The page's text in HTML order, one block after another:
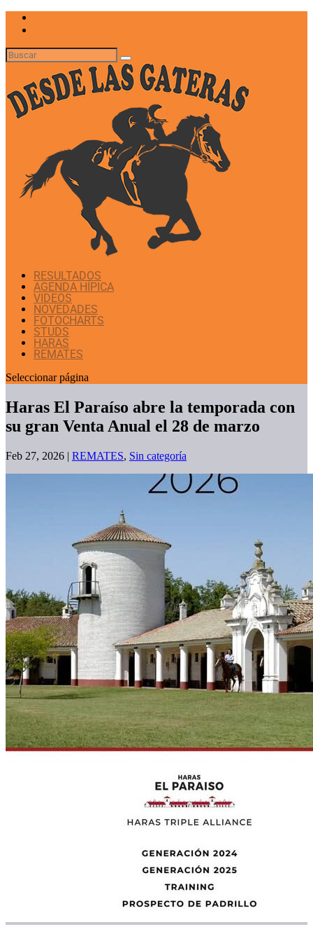
RESULTADOS
AGENDA HÍPICA
VIDEOS
NOVEDADES
FOTOCHARTS
STUDS
HARAS
REMATES
Seleccionar página
Haras El Paraíso abre la temporada con
su gran Venta Anual el 28 de marzo
Feb 27, 2026 | REMATES, Sin categoría